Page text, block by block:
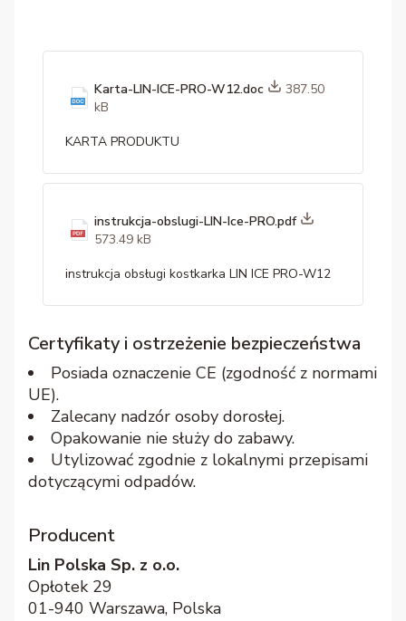
Karta-LIN-ICE-PRO-W12.doc
387.50
kB
KARTA PRODUKTU
instrukcja-obslugi-LIN-Ice-PRO.pdf
573.49 kB
instrukcja obsługi kostkarka LIN ICE PRO-W12
Certyfikaty i ostrzeżenie bezpieczeństwa
Posiada oznaczenie CE (zgodność z normami
UE).
Zalecany nadzór osoby dorosłej.
Opakowanie nie służy do zabawy.
Utylizować zgodnie z lokalnymi przepisami
dotyczącymi odpadów.
Producent
Lin Polska Sp. z o.o.
Opłotek 29
01-940 Warszawa, Polska